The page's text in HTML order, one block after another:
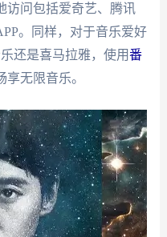
访问包括爱奇艺、腾讯
。同样，对于音乐爱好
还是喜马拉雅，使用番
无限音乐。